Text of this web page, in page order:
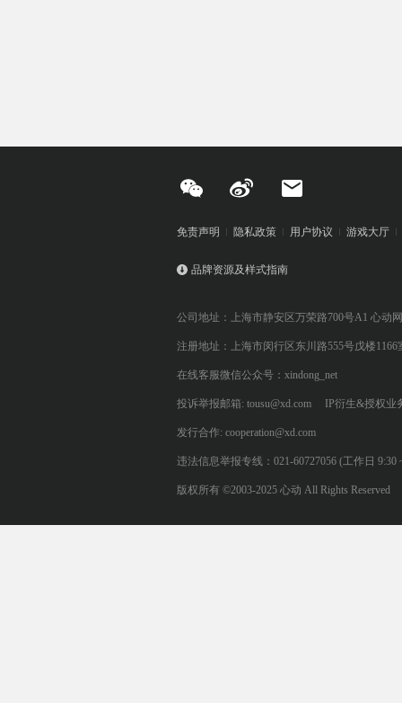
免责声明 隐私政策 用户协议 游戏大厅
品牌资源及样式指南
公司地址：上海市静安区万荣路700号A1 心动
注册地址：上海市闵行区东川路555号戊楼1166
在线客服微信公众号：xindong_net
投诉举报邮箱: tousu@xd.com IP衍生&授权业
发行合作: cooperation@xd.com
违法信息举报专线：021-60727056 (工作日 9:30
版权所有 ©2003-2025 心动 All Rights Reserved